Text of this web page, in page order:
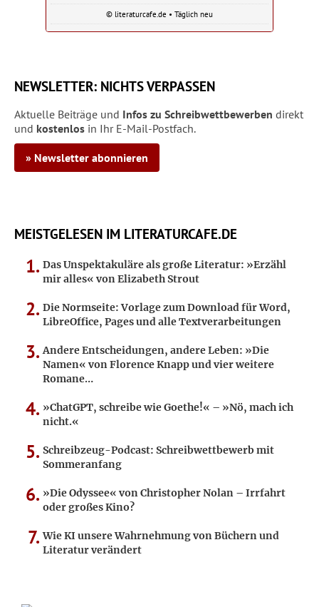
© literaturcafe.de • Täglich neu
NEWSLETTER: NICHTS VERPASSEN
Aktuelle Beiträge und Infos zu Schreibwettbewerben direkt
und kostenlos in Ihr E-Mail-Postfach.
» Newsletter abonnieren
MEISTGELESEN IM LITERATURCAFE.DE
Das Unspektakuläre als große Literatur: »Erzähl
mir alles« von Elizabeth Strout
Die Normseite: Vorlage zum Download für Word,
LibreOffice, Pages und alle Textverarbeitungen
Andere Entscheidungen, andere Leben: »Die
Namen« von Florence Knapp und vier weitere
Romane…
»ChatGPT, schreibe wie Goethe!« – »Nö, mach ich
nicht.«
Schreibzeug-Podcast: Schreibwettbewerb mit
Sommeranfang
»Die Odyssee« von Christopher Nolan – Irrfahrt
oder großes Kino?
Wie KI unsere Wahrnehmung von Büchern und
Literatur verändert